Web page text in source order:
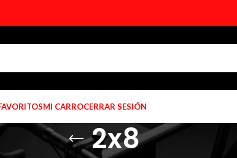
MI CARROCERRAR SESIÓN
2x8